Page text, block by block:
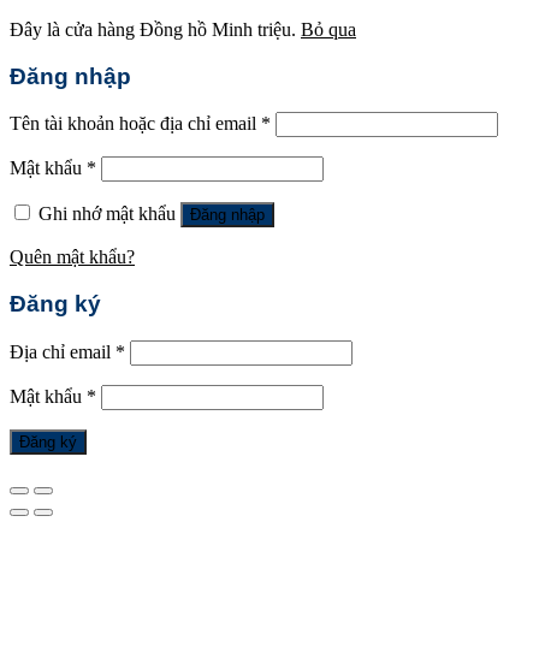
Đây là cửa hàng Đồng hồ Minh triệu. Bỏ qua
Đăng nhập
Tên tài khoản hoặc địa chỉ email *
Mật khẩu *
Ghi nhớ mật khẩu Đăng nhập
Quên mật khẩu?
Đăng ký
Địa chỉ email *
Mật khẩu *
Đăng ký